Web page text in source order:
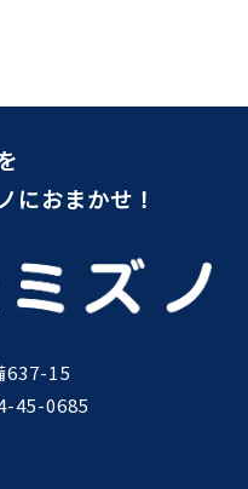
におまかせ！
637-15
45-0685